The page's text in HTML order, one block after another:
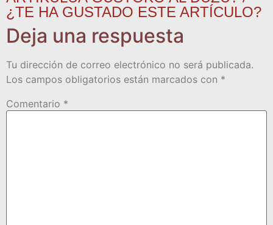
¿TE HA GUSTADO ESTE ARTÍCULO?
Deja una respuesta
Tu dirección de correo electrónico no será publicada.
Los campos obligatorios están marcados con *
Comentario *